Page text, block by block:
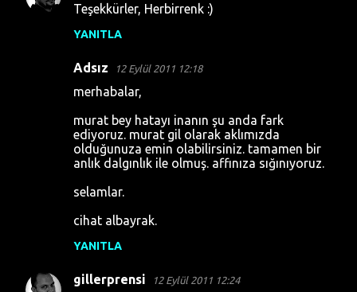
Teşekkürler, Herbirrenk :)
YANITLA
Adsız 12 Eylül 2011 12:18
merhabalar,
murat bey hatayı inanın şu anda fark
ediyoruz. murat gil olarak aklımızda
olduğunuza emin olabilirsiniz. tamamen bir
anlık dalgınlık ile olmuş. affınıza sığınıyoruz.
selamlar.
cihat albayrak.
YANITLA
gillerprensi 12 Eylül 2011 12:24